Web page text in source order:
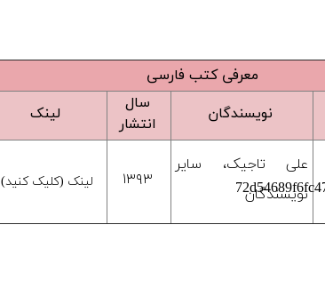
معرفی کتب فارسی
نویسندگان
سال
انتشار
لینک
علی تاجیک، سایر
نویسندگان
۱۳۹۳ لینک (کلیک کنید)